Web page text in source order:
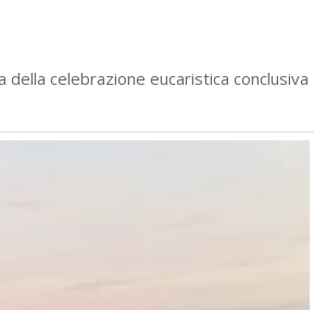
della celebrazione eucaristica conclusiva